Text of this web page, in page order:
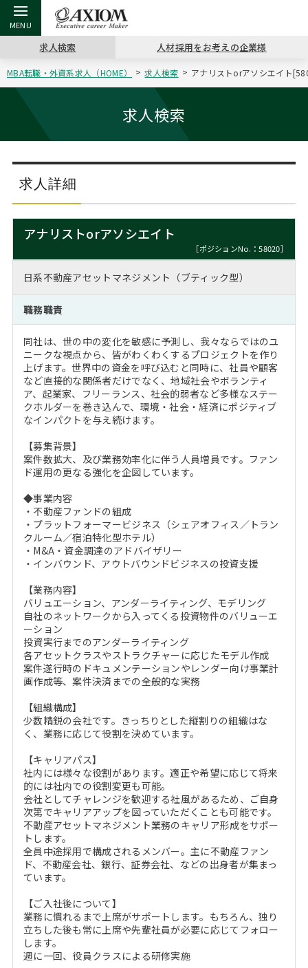
戻る
アクシアムの特長
戻る
コンサ
サービス案内
戻る
キャリ
コンサルタントの紹介
戻る
キャリア支援 TOP
キャリアデザイン講座
（最新求人市場動向）
戻る
MBAの
おわり
ステージ別アドバイス
MBAの転職事例
MBAからのFAQ
MBA留学生数の推移
戻る
日本か
MBAを生かす求人特集
年齢と年収の相関図
戻る
転職ツール TOP
英文レジュメの書き方
戻る
パワー
職務経歴書の書き方
外資系／面接攻略のコツ
戻る
転職コラム TOP
“展”職相談室
転職市場の明日をよめ
キャリアに効く一冊
注目企業インタビュー
戻る
イベント・セミナー TOP
ジョブフェア
キャリアデザインセミナー
プロ経営者の特別セミナー
Career Talk Live
MBA NETWORKING
戻る
会社概要 TOP
沿革
主なクライアント
パブリシティ
ニュースリリース
求人検索 人材採用をお考えの企業様
MBA転職・外資系求人（HOME） 求人検索 アナリストorアソシエイト
求人検索
求人詳細
アナリストorアソシエイト
［ポジションNo.：58020］
日系不動産アセットマネジメント（ブティック型）
職務職責
同社は、世の中の変化を敏感に予測し、我々ならではのユ
ニークな視点から、皆がわくわくするプロジェクトを作り
上げます。世界中の資金を呼び込むと同時に、社員や顧客
など直接的な関係者だけでなく、地域社会やボランティ
ア、起業家、フリーランス、社会的弱者など多様なステー
クホルダーを巻き込んで、環境・社会・経済にポジティブ
なインパクトを与え続けます。
【募集背景】
案件数拡大、及び業務効率化に伴う人員増員です。ファン
ド運用の更なる強化を企図しています。
◆事業内容
・不動産ファンドの組成
・プラットフォーマービジネス（シェアオフィス／トラン
クルーム／宿泊特化型ホテル）
・M&A・資金調達のアドバイザリー
・インバウンド、アウトバウンドビジネスの投資支援
【業務内容】
バリュエーション、アンダーライティング、モデリング
自社のネットワークから入ってくる投資物件のバリューエ
ーション
投資実行までのアンダーライティング
各アセットクラスやストラクチャーに応じたモデル作成
案件遂行時のドキュメンテーションやレンダー向け事業計
画作成等、案件決済までの全般的な実務
【組織構成】
少数精鋭の会社です。きっちりとした縦割りの組織はな
く、業務に応じて役割を決めています。
【キャリアパス】
社内には様々な役割があります。適正や希望に応じて将来
的には社内での役割変更も可能。
会社としてチャレンジを歓迎する社風があるため、ご自身
次第でキャリアアップを図っていただくことも可能です。
不動産アセットマネジメント業務のキャリア形成をサポー
トします。
全員中途採用で構成されるメンバー。主に不動産ファン
ド、不動産会社、銀行、証券会社、などの出身者が集まっ
ています。
【ご入社後について】
業務に慣れるまで上席がサポートします。もちろん、独り
立ちした後も常に上席や先輩社員が必要に応じてフォロー
します。
週に一回、役員クラスによる研修実施